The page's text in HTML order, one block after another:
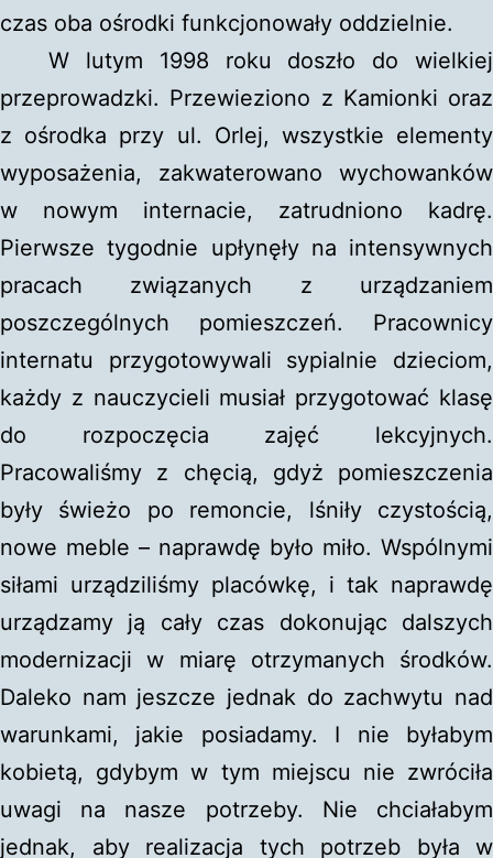
czas oba ośrodki funkcjonowały oddzielnie.
W lutym 1998 roku doszło do wielkiej
przeprowadzki. Przewieziono z Kamionki oraz
z ośrodka przy ul. Orlej, wszystkie elementy
wyposażenia, zakwaterowano wychowanków
w nowym internacie, zatrudniono kadrę.
Pierwsze tygodnie upłynęły na intensywnych
pracach związanych z urządzaniem
poszczególnych pomieszczeń. Pracownicy
internatu przygotowywali sypialnie dzieciom,
każdy z nauczycieli musiał przygotować klasę
do rozpoczęcia zajęć lekcyjnych.
Pracowaliśmy z chęcią, gdyż pomieszczenia
były świeżo po remoncie, lśniły czystością,
nowe meble – naprawdę było miło. Wspólnymi
siłami urządziliśmy placówkę, i tak naprawdę
urządzamy ją cały czas dokonując dalszych
modernizacji w miarę otrzymanych środków.
Daleko nam jeszcze jednak do zachwytu nad
warunkami, jakie posiadamy. I nie byłabym
kobietą, gdybym w tym miejscu nie zwróciła
uwagi na nasze potrzeby. Nie chciałabym
jednak, aby realizacja tych potrzeb była w